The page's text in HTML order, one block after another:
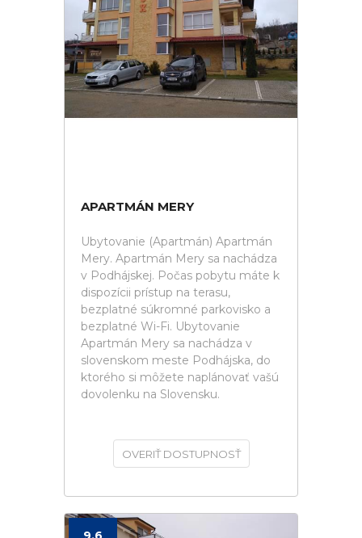
APARTMÁN MERY
Ubytovanie (Apartmán) Apartmán
Mery. Apartmán Mery sa nachádza
v Podhájskej. Počas pobytu máte k
dispozícii prístup na terasu,
bezplatné súkromné parkovisko a
bezplatné Wi-Fi. Ubytovanie
Apartmán Mery sa nachádza v
slovenskom meste Podhájska, do
ktorého si môžete naplánovať vašú
dovolenku na Slovensku.
OVERIŤ DOSTUPNOSŤ